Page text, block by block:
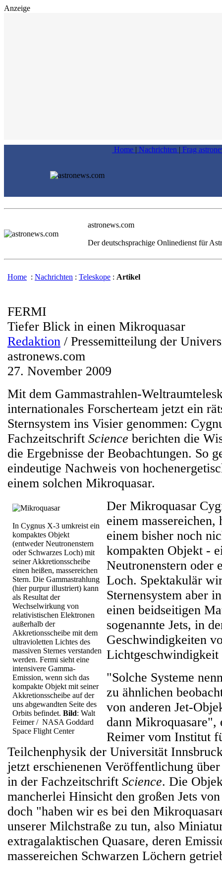
Anzeige
Home | Nachrichten | Frag
astronews.com
Der deutschsprachige Onlinedienst für
Home : Nachrichten : Teleskope : Artikel
FERMI
Tiefer Blick in einen Mikroquasar
Redaktion / Pressemitteilung der
astronews.com
27. November 2009
Mit dem Gammastrahlen-
internationales Forscherteam jetzt ein
Sternsystem ins Visier genommen:
Fachzeitschrift Science berichten die
die Ergebnisse der Beobachtungen. So
eindeutige Nachweis von
einem solchen Mikroquasar.
In Cygnus X-3 umkreist ein
kompaktes Objekt
(entweder Neutronenstern
oder Schwarzes Loch) mit
seiner Akkretionsscheibe
einen heißen, massereichen
Stern. Die Gammastrahlung
(hier purpur illustriert) kann
als Resultat der
Wechselwirkung von
relativistischen Elektronen
außerhalb der
Akkretionsscheibe mit dem
ultravioletten Lichtes des
massiven Sternes verstanden
werden. Fermi sieht eine
intensivere Gamma-
Emission, wenn sich das
kompakte Objekt mit seiner
Akkretionsscheibe auf der
uns abgewandten Seite des
Orbits befindet. Bild: Walt
Feimer / NASA Goddard
Space Flight Center
Der Mikroquasar
einem massereichen,
einem bisher noch
kompakten Objekt -
Neutronenstern oder
Loch. Spektakulär
Sternensystem aber
einen beidseitigen
sogenannte Jets, in
Geschwindigkeiten
Lichtgeschwindigkeit
"Solche Systeme
zu ähnlichen
von anderen Jet-
dann
Reimer vom Institut
Teilchenphysik der Universität
jetzt erschienenen Veröffentlichung
in der Fachzeitschrift Science. Die
mancherlei Hinsicht den großen Jets
doch "haben wir es bei den
unserer Milchstraße zu tun, also
extragalaktischen Quasare, deren
massereichen Schwarzen Löchern